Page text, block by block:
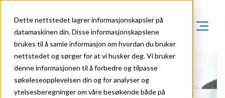
Dette nettstedet lagrer informasjonskapsler på
datamaskinen din. Disse informasjonskapslene
brukes til å samle informasjon om hvordan du bruker
nettstedet og sørger for at vi husker deg. Vi bruker
denne informasjonen til å forbedre og tilpasse
søkeleseopplevelsen din og for analyser og
ytelsesberegninger om våre besøkende både på
Markeder
Markeder
Agriculture
Om oss
Om oss
Bærekraft
Karriere